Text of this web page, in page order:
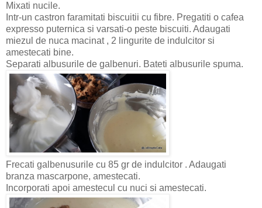
Mixati nucile.
Intr-un castron faramitati biscuitii cu fibre. Pregatiti o cafea
expresso puternica si varsati-o peste biscuiti. Adaugati
miezul de nuca macinat , 2 lingurite de indulcitor si
amestecati bine.
Separati albusurile de galbenuri. Bateti albusurile spuma.
Frecati galbenusurile cu 85 gr de indulcitor . Adaugati
branza mascarpone, amestecati.
Incorporati apoi amestecul cu nuci si amestecati.